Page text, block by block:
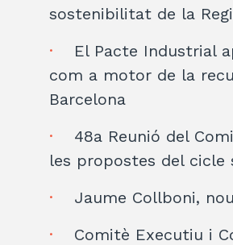
sostenibilitat de la
El Pacte Industrial
com a motor de la
Barcelona
48a Reunió del
les propostes del
Jaume Collboni,
Comitè Executiu i